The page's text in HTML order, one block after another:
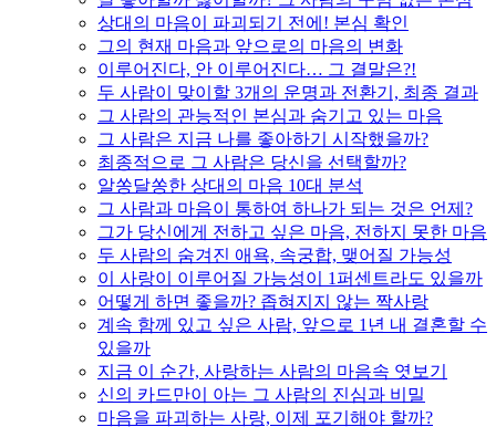
상대의 마음이 파괴되기 전에! 본심 확인
그의 현재 마음과 앞으로의 마음의 변화
이루어진다, 안 이루어진다… 그 결말은?!
두 사람이 맞이할 3개의 운명과 전환기, 최종 결과
그 사람의 관능적인 본심과 숨기고 있는 마음
그 사람은 지금 나를 좋아하기 시작했을까?
최종적으로 그 사람은 당신을 선택할까?
알쏭달쏭한 상대의 마음 10대 분석
그 사람과 마음이 통하여 하나가 되는 것은 언제?
그가 당신에게 전하고 싶은 마음, 전하지 못한 마음
두 사람의 숨겨진 애욕, 속궁합, 맺어질 가능성
이 사랑이 이루어질 가능성이 1퍼센트라도 있을까
어떻게 하면 좋을까? 좁혀지지 않는 짝사랑
계속 함께 있고 싶은 사람, 앞으로 1년 내 결혼할 수
있을까
지금 이 순간, 사랑하는 사람의 마음속 엿보기
신의 카드만이 아는 그 사람의 진심과 비밀
마음을 파괴하는 사랑, 이제 포기해야 할까?